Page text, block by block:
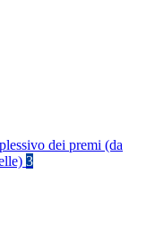
dei premi (da
3